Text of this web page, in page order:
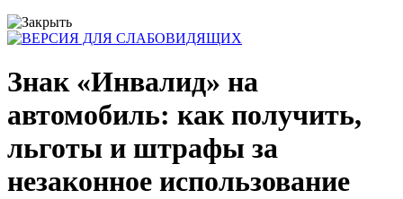
Знак «Инвалид» на
автомобиль: как получить,
льготы и штрафы за
незаконное использование